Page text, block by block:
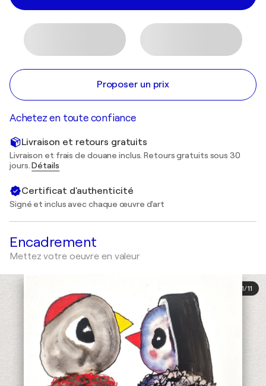
Proposer un prix
Achetez en toute confiance
Livraison et retours gratuits
Livraison et frais de douane inclus. Retours gratuits sous 30
jours.Détails
Certificat d'authenticité
Signé et inclus avec chaque œuvre d'art
Encadrement
Mettez votre oeuvre en valeur
1/11